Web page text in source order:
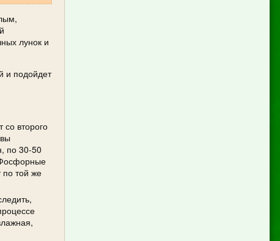
лунок и
и подойдет
второго
по 30-50
по той же